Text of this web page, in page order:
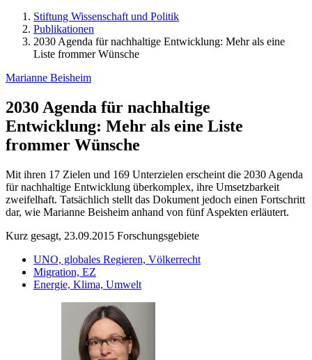
Stiftung Wissenschaft und Politik
Publikationen
2030 Agenda für nachhaltige Entwicklung: Mehr als eine
Liste frommer Wünsche
Marianne Beisheim
2030 Agenda für nachhaltige
Entwicklung: Mehr als eine Liste
frommer Wünsche
Mit ihren 17 Zielen und 169 Unterzielen erscheint die 2030 Agenda
für nachhaltige Entwicklung überkomplex, ihre Umsetzbarkeit
zweifelhaft. Tatsächlich stellt das Dokument jedoch einen Fortschritt
dar, wie Marianne Beisheim anhand von fünf Aspekten erläutert.
Kurz gesagt, 23.09.2015 Forschungsgebiete
UNO, globales Regieren, Völkerrecht
Migration, EZ
Energie, Klima, Umwelt